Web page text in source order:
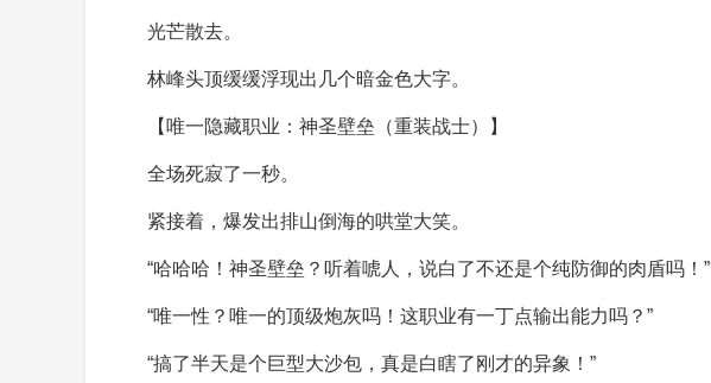
光芒散去。
林峰头顶缓缓浮现出几个暗金色大字。
【唯一隐藏职业：神圣壁垒（重装战士）】
全场死寂了一秒。
紧接着，爆发出排山倒海的哄堂大笑。
“哈哈哈！神圣壁垒？听着唬人，说白了不还是个纯防御的肉盾吗！”
“唯一性？唯一的顶级炮灰吗！这职业有一丁点输出能力吗？”
“搞了半天是个巨型大沙包，真是白瞎了刚才的异象！”